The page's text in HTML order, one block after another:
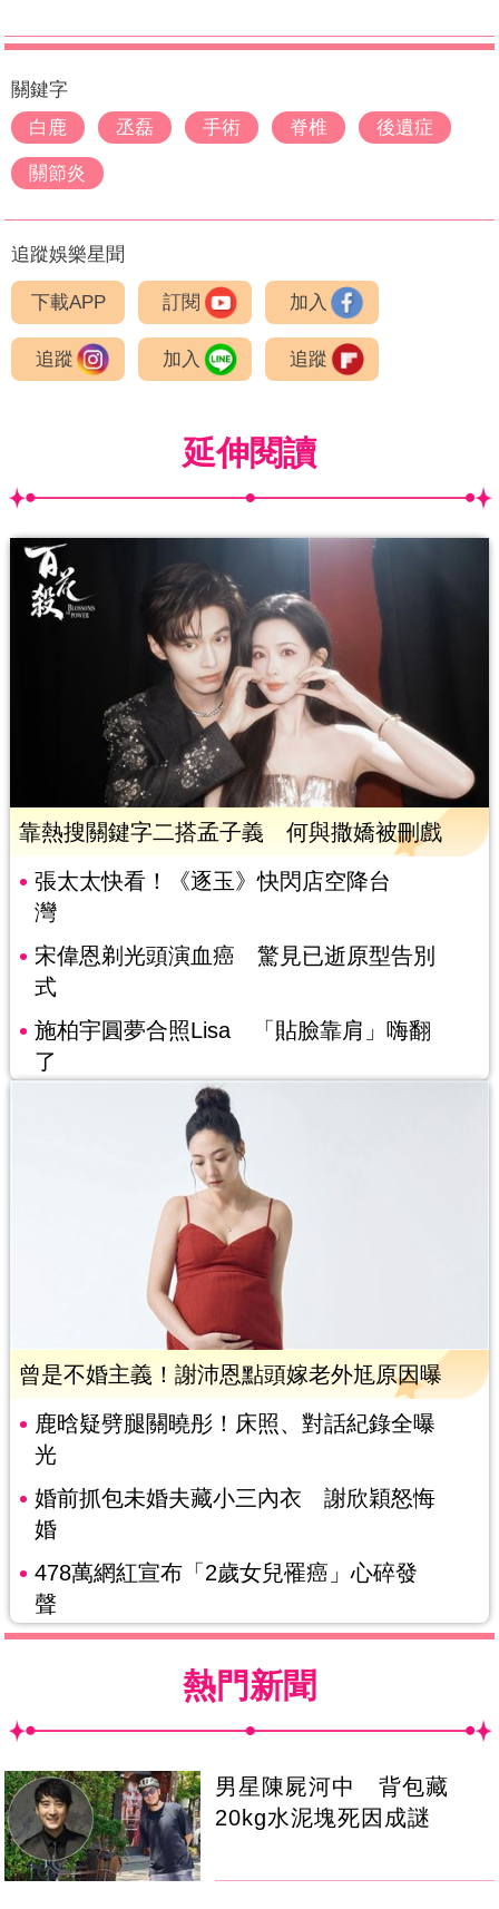
關鍵字
白鹿
丞磊 手術 脊椎 後遺症
關節炎
追蹤娛樂星聞
下載APP 訂閱 加入
追蹤 加入 追蹤
延伸閱讀
靠熱搜關鍵字二搭孟子義 何與撒嬌被刪戲
張太太快看！《逐玉》快閃店空降台
灣
宋偉恩剃光頭演血癌 驚見已逝原型告別
式
施柏宇圓夢合照Lisa 「貼臉靠肩」嗨翻
了
曾是不婚主義！謝沛恩點頭嫁老外尪原因曝
鹿晗疑劈腿關曉彤！床照、對話紀錄全曝
光
婚前抓包未婚夫藏小三內衣 謝欣穎怒悔
婚
478萬網紅宣布「2歲女兒罹癌」心碎發
聲
熱門新聞
男星陳屍河中 背包藏
20kg水泥塊死因成謎